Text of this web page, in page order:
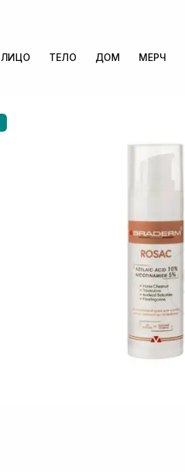
ЛИЦО ТЕЛО ДОМ МЕРЧ